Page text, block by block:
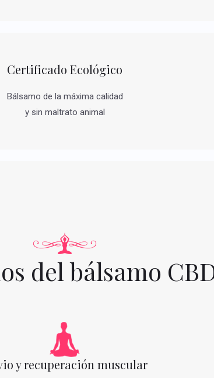
Certificado Ecológico
Bálsamo de la máxima calidad
y sin maltrato animal
del bálsamo
y recuperación muscular